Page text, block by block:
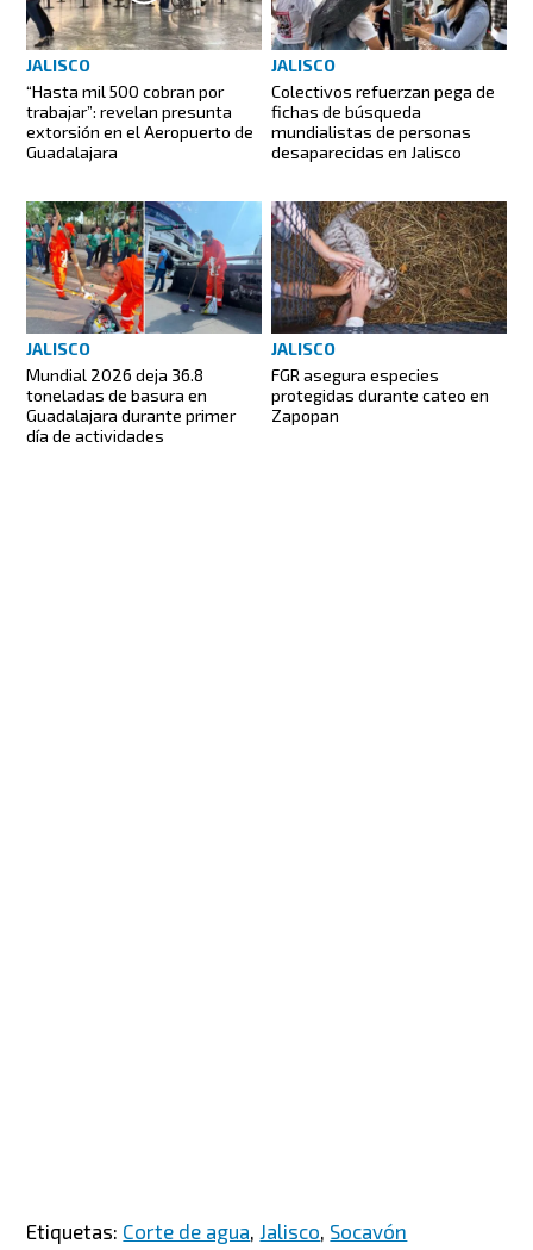
JALISCO
“Hasta mil 500 cobran por
trabajar”: revelan presunta
extorsión en el Aeropuerto de
Guadalajara
JALISCO
Colectivos refuerzan pega de
fichas de búsqueda
mundialistas de personas
desaparecidas en Jalisco
JALISCO
Mundial 2026 deja 36.8
toneladas de basura en
Guadalajara durante primer
día de actividades
JALISCO
FGR asegura especies
protegidas durante cateo en
Zapopan
Etiquetas: Corte de agua, Jalisco, Socavón